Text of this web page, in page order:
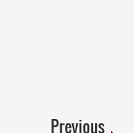
Previous